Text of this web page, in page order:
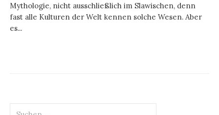
Mythologie, nicht ausschließlich im Slawischen, denn
fast alle Kulturen der Welt kennen solche Wesen. Aber
es...